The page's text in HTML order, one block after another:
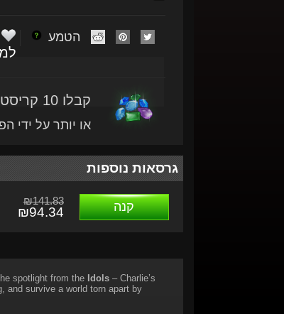
הטמע
קבלו 10 קריסטלים עם מוצר זה
או יותר על ידי
גרסאות נוספות
קנה ₪141.83
₪94.34
spotlight from the Idols – Charlie’s
and survive a world torn apart by